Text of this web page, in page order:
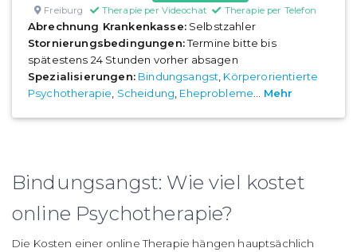
Freiburg Therapie per Videochat Therapie per Telefon
Abrechnung Krankenkasse:Selbstzahler
Stornierungsbedingungen:Termine bitte bis
spätestens 24 Stunden vorher absagen
Spezialisierungen: Bindungsangst Körperorientierte
Psychotherapie Scheidung Eheprobleme Mehr
Bindungsangst: Wie viel kostet
online Psychotherapie?
Die Kosten einer online Therapie hängen hauptsächlich